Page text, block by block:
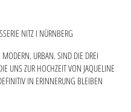
NITZ I NÜRNBERG
URBAN. SIND DIE DREI
UNS ZUR HOCHZEIT VON JAQUELINE
IN ERINNERUNG BLEIBEN